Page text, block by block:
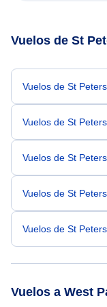
Vuelos de St
Vuelos de St
Vuelos de St
Vuelos de St
Vuelos de St
Vuelos de St
Vuelos a West